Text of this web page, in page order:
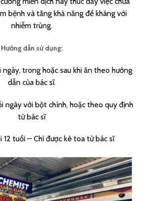
bệnh và tăng khả năng đề kháng với
nhiễm trùng.
Hướng dẫn sử dụng:
trong hoặc sau khi ăn theo hướng
dẫn của bác sĩ.
ngày với bột chính, hoặc theo quy định
từ bác sĩ
tuổi – Chỉ được kê toa từ bác sĩ